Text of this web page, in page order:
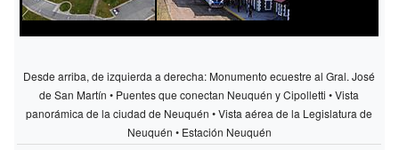
Desde arriba, de izquierda a derecha: Monumento ecuestre al Gral. José
de San Martín • Puentes que conectan Neuquén y Cipolletti • Vista
panorámica de la ciudad de Neuquén • Vista aérea de la Legislatura de
Neuquén • Estación Neuquén